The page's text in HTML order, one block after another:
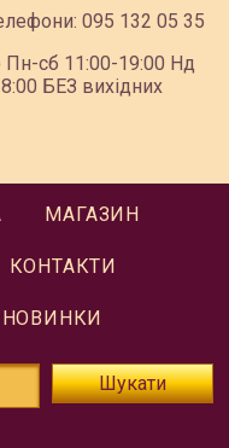
095 132 05 35
сб 11:00-19:00 Нд
БЕЗ вихідних
МАГАЗИН
КОНТАКТИ
НОВИНКИ
Шукати